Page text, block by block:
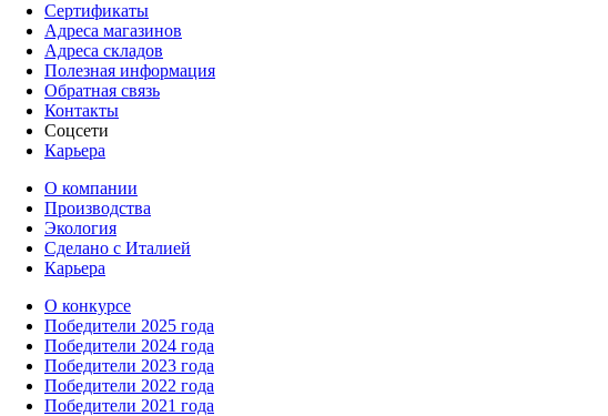
Сертификаты
Адреса магазинов
Адреса складов
Полезная информация
Обратная связь
Контакты
Соцсети
Карьера
О компании
Производства
Экология
Сделано с Италией
Карьера
О конкурсе
Победители 2025 года
Победители 2024 года
Победители 2023 года
Победители 2022 года
Победители 2021 года